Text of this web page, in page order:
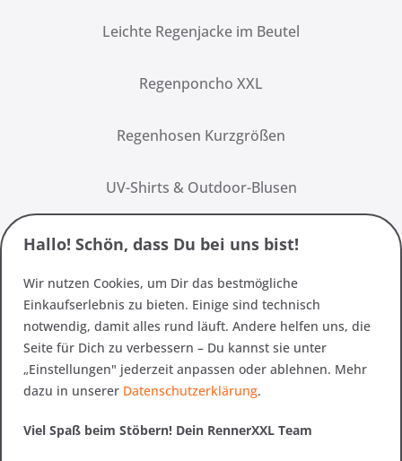
Leichte Regenjacke im Beutel
Regenponcho XXL
Regenhosen Kurzgrößen
UV-Shirts & Outdoor-Blusen
Hallo! Schön, dass Du bei uns bist!
Wir nutzen Cookies, um Dir das bestmögliche
Einkaufserlebnis zu bieten. Einige sind technisch
notwendig, damit alles rund läuft. Andere helfen uns, die
Seite für Dich zu verbessern – Du kannst sie unter
„Einstellungen" jederzeit anpassen oder ablehnen. Mehr
dazu in unserer Datenschutzerklärung.
Viel Spaß beim Stöbern! Dein RennerXXL Team